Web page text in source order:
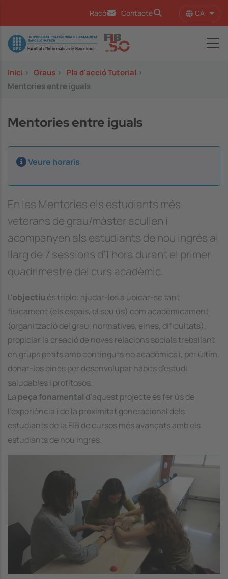
Racó Contacte CA
Image
Inici > Graus > Pla d'acció Tutorial >
Mentories entre iguals
Mentories entre iguals
Veure horaris
En les Mentories els estudiants més
veterans de grau/màster acullen i
acompanyen als estudiants de nou ingrés al
llarg de 7 sessions d’1 hora durant el primer
quadrimestre del curs acadèmic.
L'objectiu és triple: ajudar-los a ubicar-se tant
físicament (els espais, el seu ús) com acadèmicament
(organització del grau, normatives, eines, dificultats),
propiciar la creació de noves relacions socials treballant
en grups petits amb continguts no acadèmics i, per últim,
donar-los eines per desenvolupar hàbits d'estudi
saludables i profitosos.
La peça fonamental d’aquest projecte és fer ús de
l'experiència i de la proximitat generacional dels
estudiants de la FIB de cursos més avançats amb els
estudiants de nou ingrés.